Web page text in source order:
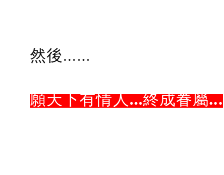
然後......
願天下有情人...終成眷屬...